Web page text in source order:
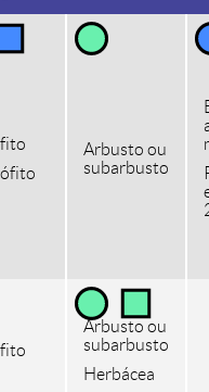
Arbusto ou
subarbusto
Arbusto ou
subarbusto
Herbácea